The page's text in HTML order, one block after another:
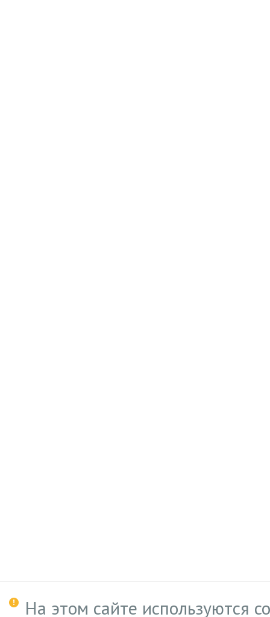
На этом сайте используются